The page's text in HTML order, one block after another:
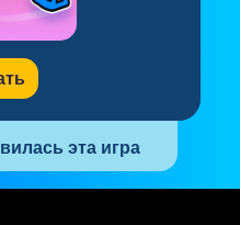
эта игра